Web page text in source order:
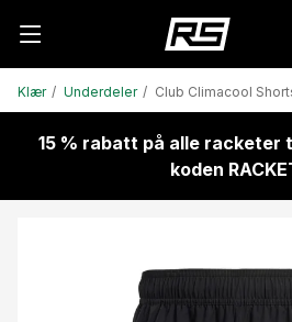
Klær Underdeler Club Climacool
15 % rabatt på alle racketer
koden